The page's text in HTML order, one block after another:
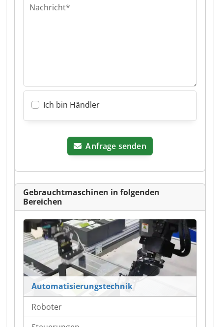
Nachricht*
Ich bin Händler
Anfrage senden
Gebrauchtmaschinen in folgenden
Bereichen
Automatisierungstechnik
Roboter